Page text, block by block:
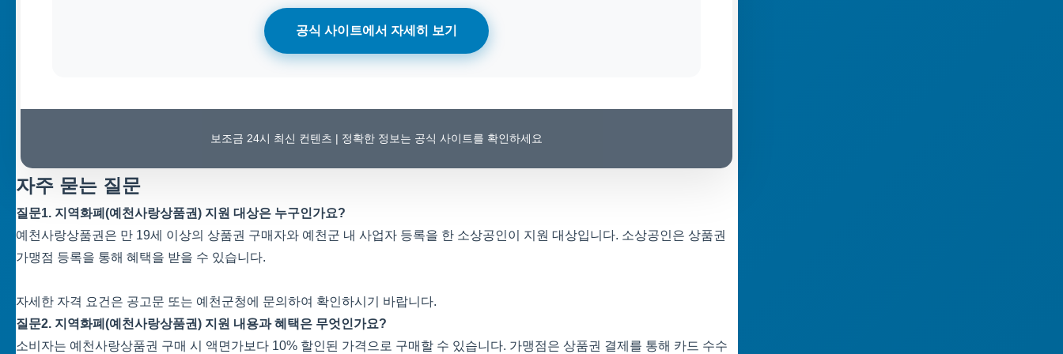
공식 사이트에서 자세히 보기
보조금 24시 최신 컨텐츠 | 정확한 정보는 공식 사이트를 확인하세요
자주 묻는 질문
질문1. 지역화폐(예천사랑상품권) 지원 대상은 누구인가요?
예천사랑상품권은 만 19세 이상의 상품권 구매자와 예천군 내 사업자 등록을 한 소상공인이 지원 대상입니다. 소상공인은 상품권
가맹점 등록을 통해 혜택을 받을 수 있습니다.
자세한 자격 요건은 공고문 또는 예천군청에 문의하여 확인하시기 바랍니다.
질문2. 지역화폐(예천사랑상품권) 지원 내용과 혜택은 무엇인가요?
소비자는 예천사랑상품권 구매 시 액면가보다 10% 할인된 가격으로 구매할 수 있습니다. 가맹점은 상품권 결제를 통해 카드 수수